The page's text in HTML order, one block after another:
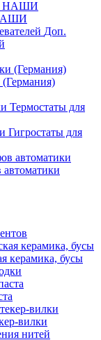
Доп.
(Германия)
Термостаты для
Гигростаты для
керамика, бусы
вилки